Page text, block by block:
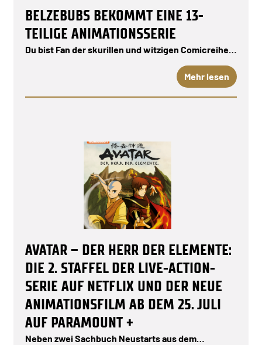
BELZEBUBS BEKOMMT EINE 13-
TEILIGE ANIMATIONSSERIE
Du bist Fan der skurillen und witzigen Comicreihe…
Mehr lesen
AVATAR – DER HERR DER ELEMENTE:
DIE 2. STAFFEL DER LIVE-ACTION-
SERIE AUF NETFLIX UND DER NEUE
ANIMATIONSFILM AB DEM 25. JULI
AUF PARAMOUNT +
Neben zwei Sachbuch Neustarts aus dem…